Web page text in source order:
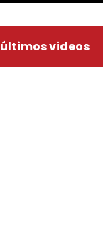
últimos videos